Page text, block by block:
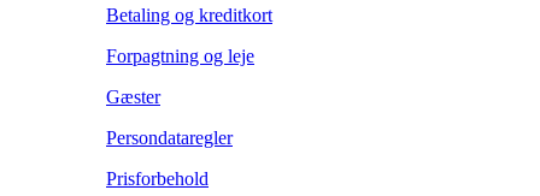
Betaling og kreditkort
Forpagtning og leje
Gæster
Persondataregler
Prisforbehold